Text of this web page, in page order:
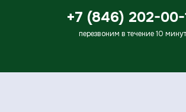
+7 (846) 202-00-
перезвоним в течение 10 минут